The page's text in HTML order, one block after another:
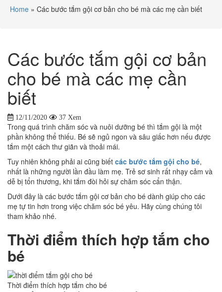
Home » Các bước tắm gội cơ bản cho bé mà các mẹ cần biết
Các bước tắm gội cơ bản
cho bé mà các mẹ cần
biết
12/11/2020 37 Xem
Trong quá trình chăm sóc và nuôi dưỡng bé thì tắm gội là một
phần không thể thiếu. Bé sẽ ngủ ngon và sâu giấc hơn nếu được
tắm một cách thư giãn và thoải mái.
Tuy nhiên không phải ai cũng biết các bước tắm gội cho bé,
nhất là những người lần đầu làm mẹ. Trẻ sơ sinh rất nhạy cảm và
dễ bị tổn thương, khi tắm đòi hỏi sự chăm sóc cẩn thận.
Dưới đây là các bước tắm gội cơ bản cho bé dành giúp cho các
mẹ tự tin hơn trong việc chăm sóc bé yêu. Hãy cùng chúng tôi
tham khảo nhé.
Thời điểm thích hợp tắm cho
bé
Thời điểm thích hợp tắm cho bé